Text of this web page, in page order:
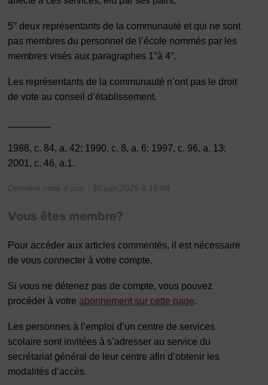
5° deux représentants de la communauté et qui ne sont
pas membres du personnel de l’école nommés par les
membres visés aux paragraphes 1°à 4°.
Les représentants de la communauté n’ont pas le droit
de vote au conseil d’établissement.
1988, c. 84, a. 42; 1990, c. 8, a. 6; 1997, c. 96, a. 13;
2001, c. 46, a.1.
Dernière mise à jour : 30 juin 2025 à 15:04
Vous êtes membre?
Pour accéder aux articles commentés, il est nécessaire
de vous connecter à votre compte.
Si vous ne détenez pas de compte, vous pouvez
procéder à votre abonnement sur cette page.
Les personnes à l’emploi d’un centre de services
scolaire sont invitées à s’adresser au service du
secrétariat général de leur centre afin d’obtenir les
modalités d’accès.